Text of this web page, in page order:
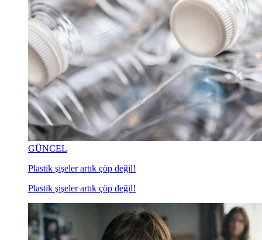
GÜNCEL
Plastik şişeler artık çöp değil!
Plastik şişeler artık çöp değil!